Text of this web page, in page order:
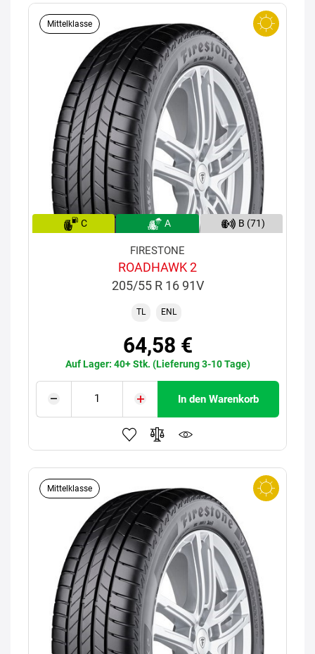
Mittelklasse
C A B (71)
FIRESTONE
ROADHAWK 2
205/55 R 16 91V
TL ENL
64,58 €
Auf Lager: 40+ Stk. (Lieferung 3-10 Tage)
In den Warenkorb
Mittelklasse